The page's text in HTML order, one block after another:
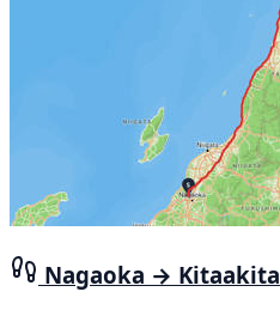
Nagaoka → Kitaakita